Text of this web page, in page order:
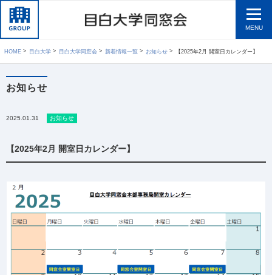
MENU
HOME 目白大学 目白大学同窓会 新着情報一覧 お知らせ 【2025年2月 開室日カレンダー】
お知らせ
2025.01.31 お知らせ
【2025年2月 開室日カレンダー】